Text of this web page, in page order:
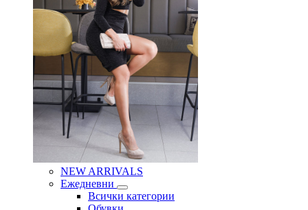
NEW ARRIVALS
Ежедневни
Всички категории